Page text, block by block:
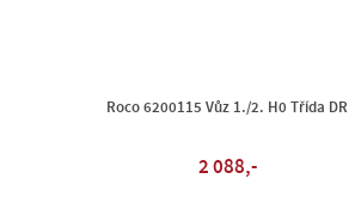
Roco 6200115 Vůz 1./2. H0 Třída DR
2 088,-